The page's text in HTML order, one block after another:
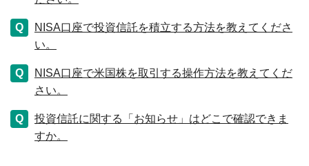
NISA口座で投資信託を積立する方法を教えてくださ
い。
NISA口座で米国株を取引する操作方法を教えてくだ
さい。
投資信託に関する「お知らせ」はどこで確認できま
すか。